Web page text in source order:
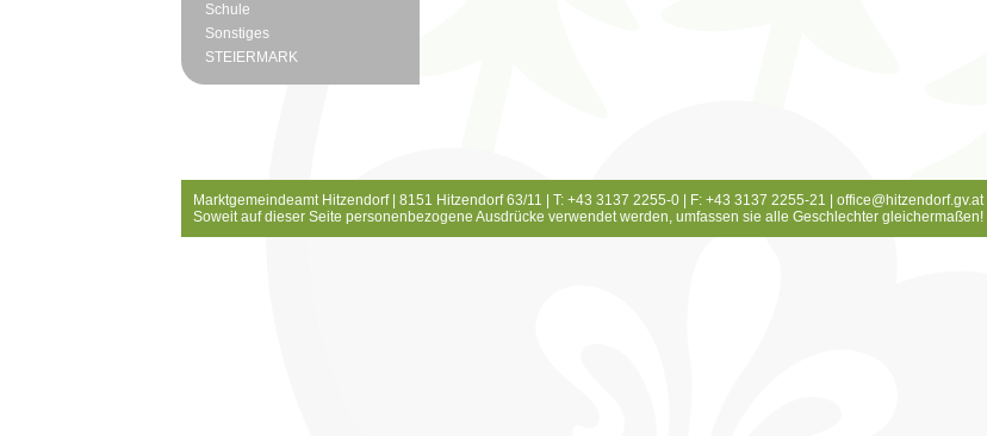
Schule
Sonstiges
STEIERMARK
Marktgemeindeamt Hitzendorf | 8151 Hitzendorf 63/11 | T: +43 3137 2255-0 | F: +43 3137 2255-21 | office@hitzendorf.gv.at|
Soweit auf dieser Seite personenbezogene Ausdrücke verwendet werden, umfassen sie alle Geschlechter gleichermaßen!